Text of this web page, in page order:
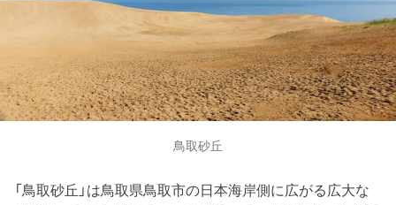
鳥取砂丘
「鳥取砂丘」は鳥取県鳥取市の日本海岸側に広がる広大な